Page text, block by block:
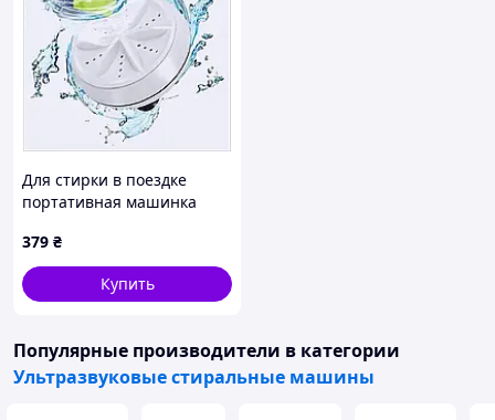
Для стирки в поездке
портативная машинка
379 ₴
Купить
Популярные производители в категории
Ультразвуковые стиральные машины